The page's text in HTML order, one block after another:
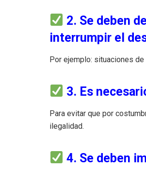
2. Se deben
interrumpir el
Por ejemplo: situaciones
3. Es
Para evitar que por
ilegalidad.
4. Se deben